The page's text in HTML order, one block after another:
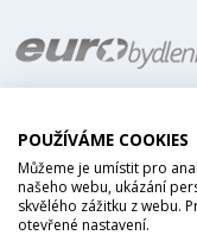
POUŽÍVÁME COOKIES
Můžeme je umístit pro
našeho webu, ukázání
skvělého zážitku z webu.
otevřené nastavení.